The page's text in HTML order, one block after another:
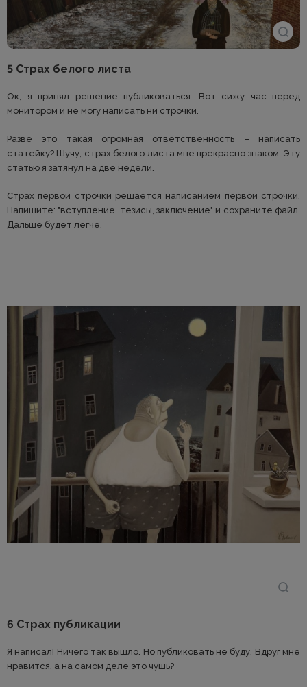
5 Страх белого листа
Ок, я принял решение публиковаться. Вот сижу час перед
монитором и не могу написать ни строчки.
Разве это такая огромная ответственность – написать
статейку? Шучу, страх белого листа мне прекрасно знаком. Эту
статью я затянул на две недели.
Страх первой строчки решается написанием первой строчки.
Напишите: "вступление, тезисы, заключение" и сохраните файл.
Дальше будет легче.
6 Страх публикации
Я написал! Ничего так вышло. Но публиковать не буду. Вдруг мне
нравится, а на самом деле это чушь?